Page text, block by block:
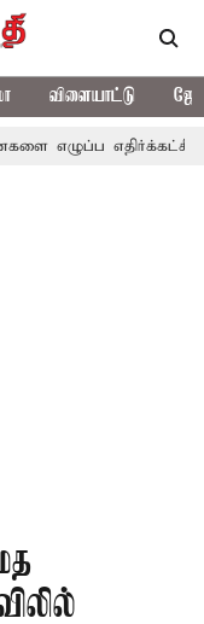
விளையாட்டு
திட்டம்